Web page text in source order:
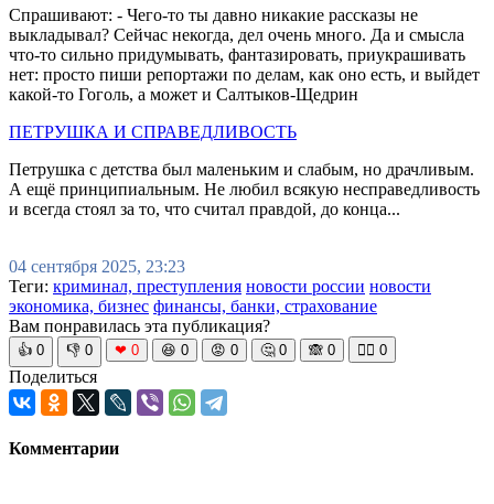
Спрашивают: - Чего-то ты давно никакие рассказы не
выкладывал? Сейчас некогда, дел очень много. Да и смысла
что-то сильно придумывать, фантазировать, приукрашивать
нет: просто пиши репортажи по делам, как оно есть, и выйдет
какой-то Гоголь, а может и Салтыков-Щедрин
ПЕТРУШКА И СПРАВЕДЛИВОСТЬ
Петрушка с детства был маленьким и слабым, но драчливым.
А ещё принципиальным. Не любил всякую несправедливость
и всегда стоял за то, что считал правдой, до конца...
04 сентября 2025, 23:23
Теги: криминал, преступления новости россии новости
экономика, бизнес финансы, банки, страхование
Вам понравилась эта публикация?
👍 0 👎 0 ❤ 0 😆 0 😡 0 🤔 0 🙈 0 🧘‍♀️ 0
Поделиться
Комментарии